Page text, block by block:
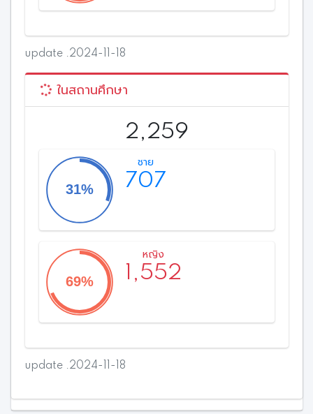
update .2024-11-18
ในสถานศึกษา
2,259
ชาย
707
หญิง
1,552
update .2024-11-18